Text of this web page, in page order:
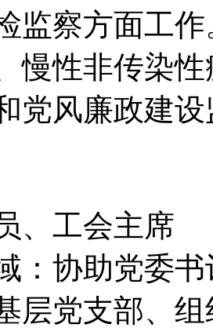
监察方面工
慢性非传染
党风廉政建
、工会主席
：协助党委
层党支部、